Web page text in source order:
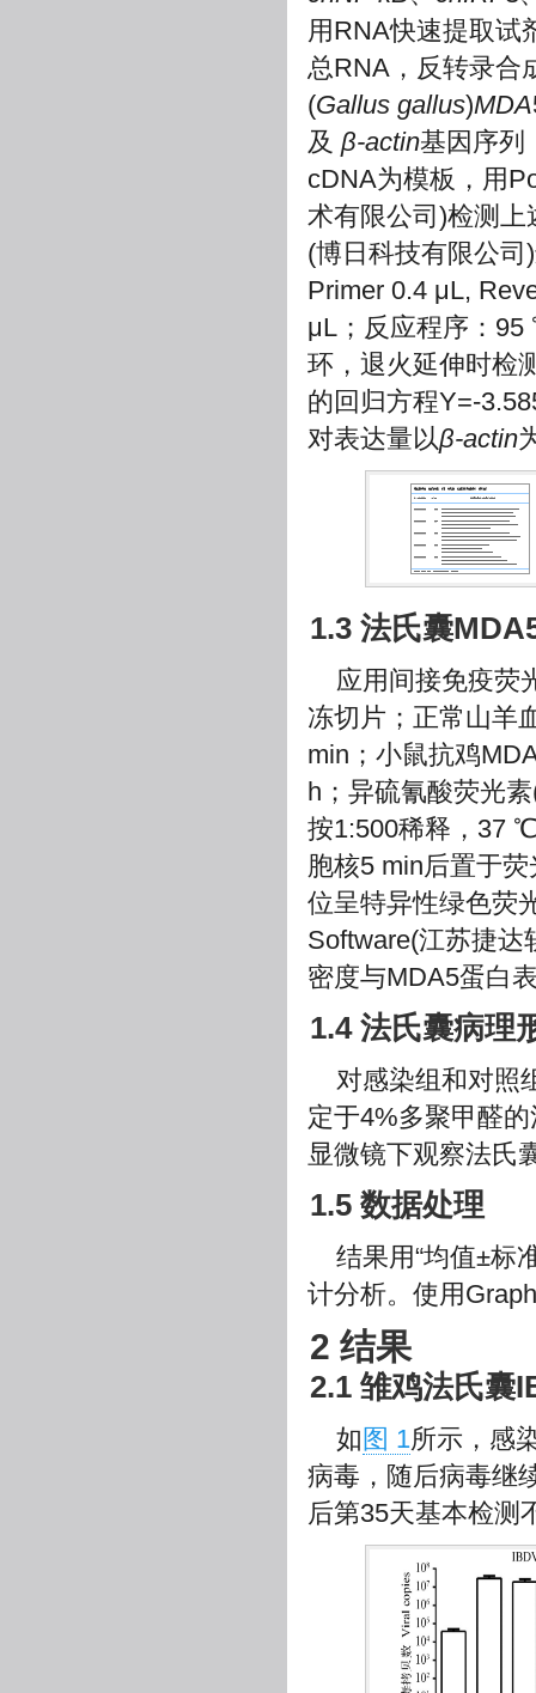
用RNA快速提取试
总RNA，反转录合
(Gallus gallus)MDA
及 β-actin基因序列
cDNA为模板，用
术有限公司)检测
(博日科技有限公
Primer 0.4 μL,
μL；反应程序：
环，退火延伸时检
的回归方程Y=-
对表达量以β-actin
1.3 法氏囊
应用间接免疫荧
冻切片；正常山羊
min；小鼠抗鸡
h；异硫氰酸荧光
按1:500稀释，37
胞核5 min后置于
位呈特异性绿色荧
Software(江苏捷
密度与MDA5蛋白
1.4 法氏囊病理
对感染组和对照
定于4%多聚甲醛
显微镜下观察法氏
1.5 数据处理
结果用“均值±标
计分析。使用
2 结果
2.1 雏鸡法氏囊
如 图 1所示，感
病毒，随后病毒继
后第35天基本检测